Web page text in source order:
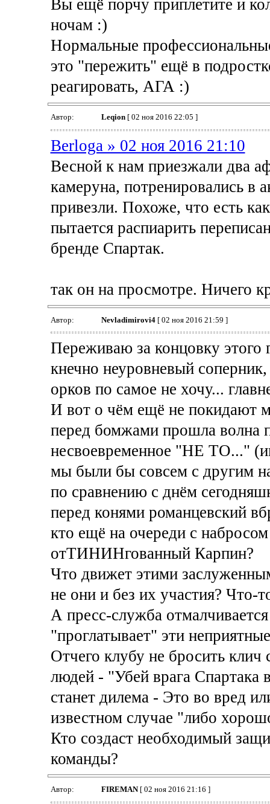
Вы ещё порчу приплетите и
ночам :)
Нормальные
это "пережить" ещё в
реагировать, АГА :)
Автор: Leqion[ 02 ноя 2016 22:05 ]
Berloga » 02 ноя 2016 21:10
Весной к нам приезжали два
камеруна, потренировались в
привезли. Похоже, что есть
пытается распиарить
бренде Спартак.
так он на просмотре. Ничего
Автор: Nevladimirovi4[ 02 ноя 2016 21:59 ]
Переживаю за концовку этого
кнечно неуровневый
орков по самое не хочу...
И вот о чём ещё не покидают
перед бомжами прошла волна
несвоевременное "НЕ ТО..."
мы были бы совсем с другим
по сравнению с днём
перед конями романцевский
кто ещё на очереди с
отТИНИНгованный Карпин?
Что движет этими
не они и без их участия? Что-
А пресс-служба
"проглатывает" эти
Отчего клубу не бросить
людей - "Убей врага
станет дилема - Это во вред
известном случае "либо
Кто создаст необходимый
команды?
Автор: FIREMAN[ 02 ноя 2016 21:16 ]